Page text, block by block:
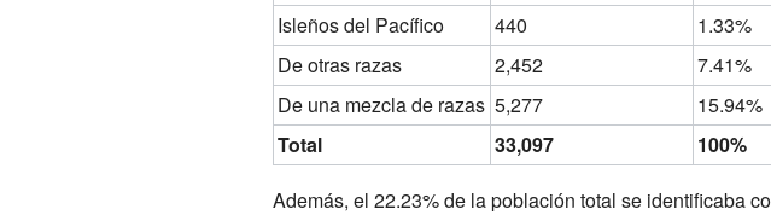
Isleños del Pacífico
440
1.33%
De otras razas
2,452
7.41%
De una mezcla de razas 5,277
15.94%
Total
33,097
100%
Además, el 22.23% de la población total se identificaba